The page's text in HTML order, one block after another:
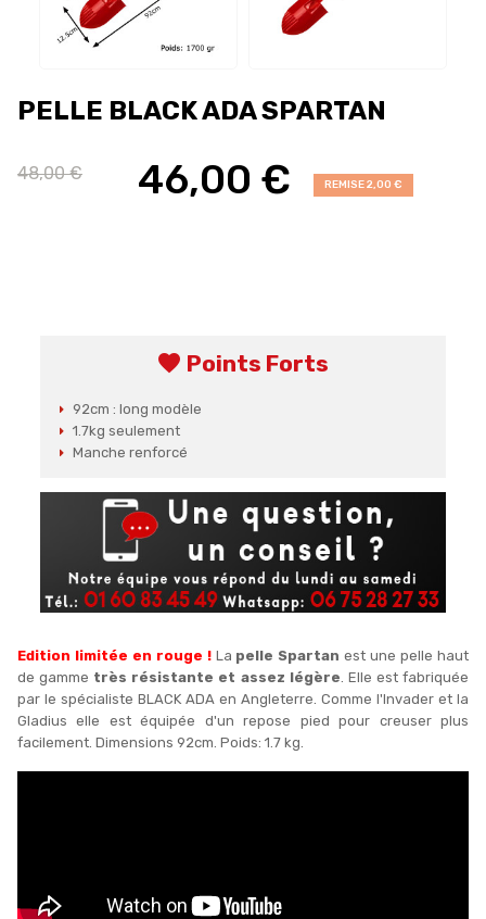
PELLE BLACK ADA SPARTAN
48,00 € 46,00 € REMISE 2,00 €
favorite Points Forts
92cm : long modèle
1.7kg seulement
Manche renforcé
Edition limitée en rouge ! La pelle Spartan est une pelle haut
de gamme très résistante et assez légère . Elle est fabriquée
par le spécialiste BLACK ADA en Angleterre. Comme l'Invader et la
Gladius elle est équipée d'un repose pied pour creuser plus
facilement. Dimensions 92cm. Poids: 1.7 kg.